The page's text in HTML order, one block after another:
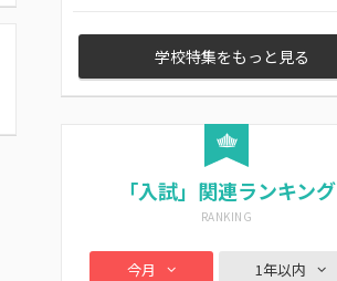
学校特集をもっと見る
「入試」関連ランキング
今月 1年以内